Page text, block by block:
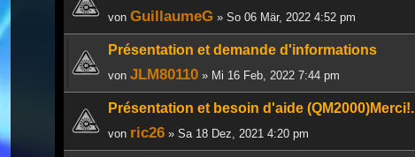
von GuillaumeG » So 06 Mär, 2022 4:52 pm
Présentation et demande d'informations
von JLM80110 » Mi 16 Feb, 2022 7:44 pm
Présentation et besoin d'aide (QM2000)Merci!.
von ric26 » Sa 18 Dez, 2021 4:20 pm